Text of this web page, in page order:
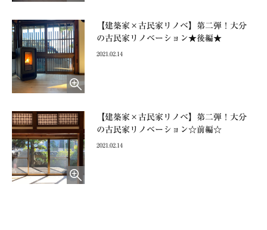
【建築家×古民家リノベ】第二弾！大分
の古民家リノベーション★後編★
2021.02.14
【建築家×古民家リノベ】第二弾！大分
の古民家リノベーション☆前編☆
2021.02.14